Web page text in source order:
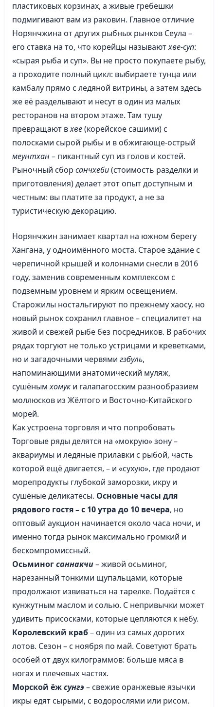
пластиковых корзинах, а живые гребешки
подмигивают вам из раковин. Главное отличие
Норянчжина от других рыбных рынков Сеула –
его ставка на то, что корейцы называютхве-суп:
«сырая рыба и суп». Вы не просто покупаете рыбу,
а проходите полный цикл: выбираете тунца или
камбалу прямо с ледяной витрины, а затем здесь
же её разделывают и несут в один из малых
ресторанов на втором этаже. Там тушу
превращают вхве(корейское сашими) с
полосками сырой рыбы и в обжигающе-острый
меунтхан – пикантный суп из голов и костей.
Рыночный сбор санчхеби(стоимость разделки и
приготовления) делает этот опыт доступным и
честным: вы платите за продукт, а не за
туристическую декорацию.
Норянчжин занимает квартал на южном берегу
Хангана, у одноимённого моста. Старое здание с
черепичной крышей и колоннами снесли в 2016
году, заменив современным комплексом с
подземным уровнем и ярким освещением.
Старожилы ностальгируют по прежнему хаосу, но
новый рынок сохранил главное – специалитет на
живой и свежей рыбе без посредников. В рабочих
рядах торгуют не только устрицами и креветками,
но и загадочными червями гэбуль,
напоминающими анатомический муляж,
сушёнымхомуки галапагосским разнообразием
моллюсков из Жёлтого и Восточно-Китайского
морей.
Как устроена торговля и что попробовать
Торговые ряды делятся на «мокрую» зону –
аквариумы и ледяные прилавки с рыбой, часть
которой ещё двигается, – и «сухую», где продают
морепродукты глубокой заморозки, икру и
сушёные деликатесы. Основные часы для
рядового гостя – с 10 утра до 10 вечера, но
оптовый аукцион начинается около часа ночи, и
именно тогда рынок максимально громкий и
бескомпромиссный.
Осьминогсаннакчи– живой осьминог,
нарезанный тонкими щупальцами, которые
продолжают извиваться на тарелке. Подаётся с
кунжутным маслом и солью. С непривычки может
удивить присосками, которые цепляются к нёбу.
Королевский краб– один из самых дорогих
лотов. Сезон – с ноября по май. Советуют брать
особей от двух килограммов: больше мяса в
ногах и плечевых частях.
Морской ёжсунгэ – свежие оранжевые язычки
икры едят сырыми, с водорослями или рисом.